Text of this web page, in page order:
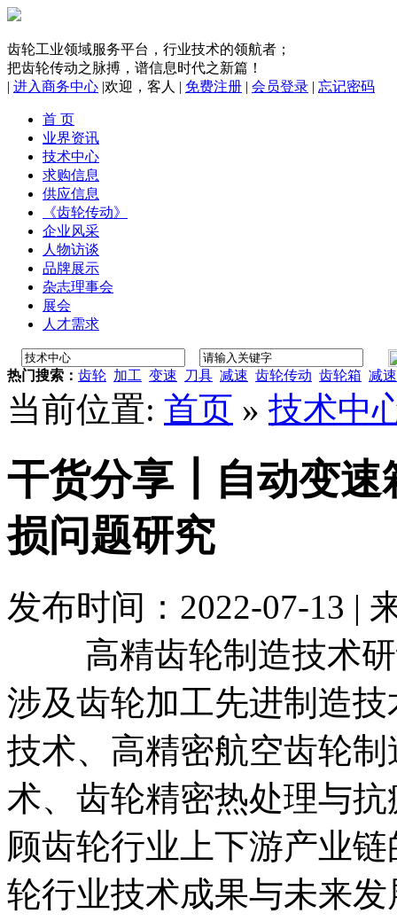
齿轮工业领域服务平台，行业技术的领航者；
把齿轮传动之脉搏，谱信息时代之新篇！
| 进入商务中心 |欢迎， 客人 | 免费注册 | 会员登录 | 忘记密码
首 页
业界资讯
技术中心
求购信息
供应信息
《齿轮传动》
企业风采
人物访谈
品牌展示
杂志理事会
展会
人才需求
热门搜索： 齿轮 加工 变速 刀具 减速 齿轮传动 齿轮箱 减
当前位置: 首页 » 技术中
干货分享┃自动变速
损问题研究
发布时间：2022-07-13 |
高精齿轮制造技术研
涉及齿轮加工先进制造
技术、高精密航空齿轮
术、齿轮精密热处理与
顾齿轮行业上下游产业
轮行业技术成果与未来